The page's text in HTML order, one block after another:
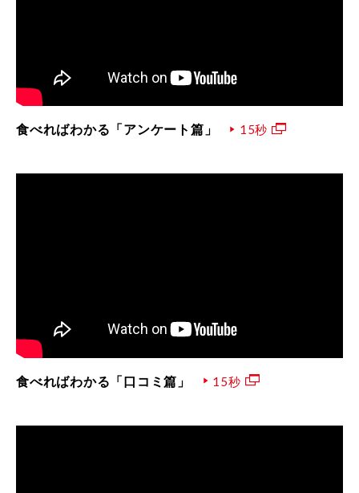
食べればわかる「アンケート篇」 15秒
食べればわかる「口コミ篇」 15秒